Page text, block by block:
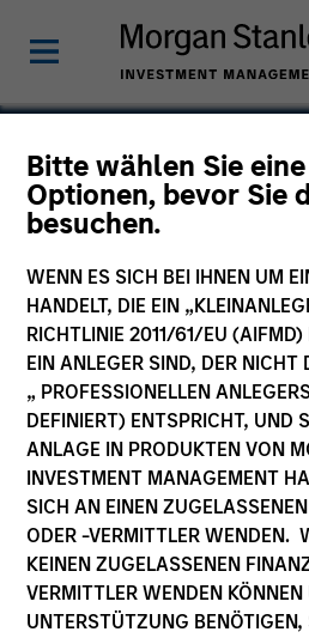
Bitte wählen Sie
Optionen, bevor Sie
besuchen.
WENN ES SICH BEI IHNEN UM
HANDELT, DIE EIN
RICHTLINIE 2011/61/EU (AIFMD)
EIN ANLEGER SIND, DER NICHT
„ PROFESSIONELLEN
DEFINIERT) ENTSPRICHT, UND
ANLAGE IN PRODUKTEN VON
INVESTMENT MANAGEMENT
SICH AN EINEN
ODER -VERMITTLER WENDEN.
KEINEN ZUGELASSENEN
VERMITTLER WENDEN KÖNNEN
UNTERSTÜTZUNG BENÖTIGEN,
Sino-Canada